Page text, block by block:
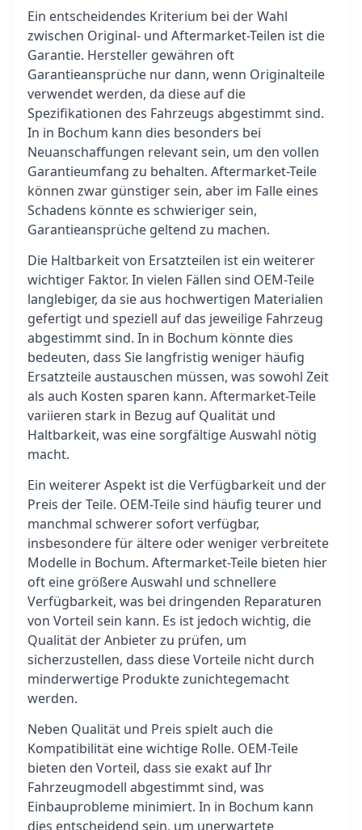
Ein entscheidendes Kriterium bei der Wahl
zwischen Original- und Aftermarket-Teilen ist die
Garantie. Hersteller gewähren oft
Garantieansprüche nur dann, wenn Originalteile
verwendet werden, da diese auf die
Spezifikationen des Fahrzeugs abgestimmt sind.
In in Bochum kann dies besonders bei
Neuanschaffungen relevant sein, um den vollen
Garantieumfang zu behalten. Aftermarket-Teile
können zwar günstiger sein, aber im Falle eines
Schadens könnte es schwieriger sein,
Garantieansprüche geltend zu machen.
Die Haltbarkeit von Ersatzteilen ist ein weiterer
wichtiger Faktor. In vielen Fällen sind OEM-Teile
langlebiger, da sie aus hochwertigen Materialien
gefertigt und speziell auf das jeweilige Fahrzeug
abgestimmt sind. In in Bochum könnte dies
bedeuten, dass Sie langfristig weniger häufig
Ersatzteile austauschen müssen, was sowohl Zeit
als auch Kosten sparen kann. Aftermarket-Teile
variieren stark in Bezug auf Qualität und
Haltbarkeit, was eine sorgfältige Auswahl nötig
macht.
Ein weiterer Aspekt ist die Verfügbarkeit und der
Preis der Teile. OEM-Teile sind häufig teurer und
manchmal schwerer sofort verfügbar,
insbesondere für ältere oder weniger verbreitete
Modelle in Bochum. Aftermarket-Teile bieten hier
oft eine größere Auswahl und schnellere
Verfügbarkeit, was bei dringenden Reparaturen
von Vorteil sein kann. Es ist jedoch wichtig, die
Qualität der Anbieter zu prüfen, um
sicherzustellen, dass diese Vorteile nicht durch
minderwertige Produkte zunichtegemacht
werden.
Neben Qualität und Preis spielt auch die
Kompatibilität eine wichtige Rolle. OEM-Teile
bieten den Vorteil, dass sie exakt auf Ihr
Fahrzeugmodell abgestimmt sind, was
Einbauprobleme minimiert. In in Bochum kann
dies entscheidend sein, um unerwartete